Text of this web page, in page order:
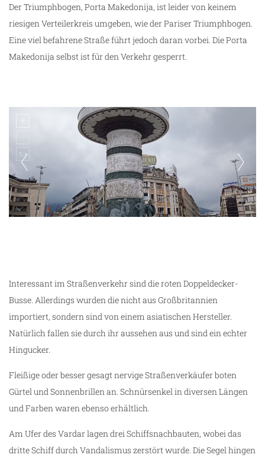
Der Triumphbogen, Porta Makedonija, ist leider von keinem
riesigen Verteilerkreis umgeben, wie der Pariser Triumphbogen.
Eine viel befahrene Straße führt jedoch daran vorbei. Die Porta
Makedonija selbst ist für den Verkehr gesperrt.
Interessant im Straßenverkehr sind die roten Doppeldecker-
Busse. Allerdings wurden die nicht aus Großbritannien
importiert, sondern sind von einem asiatischen Hersteller.
Natürlich fallen sie durch ihr aussehen aus und sind ein echter
Hingucker.
Fleißige oder besser gesagt nervige Straßenverkäufer boten
Gürtel und Sonnenbrillen an. Schnürsenkel in diversen Längen
und Farben waren ebenso erhältlich.
Am Ufer des Vardar lagen drei Schiffsnachbauten, wobei das
dritte Schiff durch Vandalismus zerstört wurde. Die Segel hingen